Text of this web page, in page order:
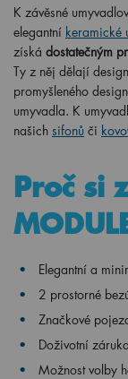
K závěsné
elegantní keramické
získá dostatečným
Ty z něj dělají
promyšleného
umyvadla. K
našich sifonů či
Proč si
Elegantní a
2 prostorné
Značkové
Doživotní
Možnost volby